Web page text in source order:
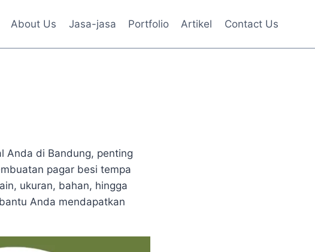
About Us Jasa-jasa Portfolio Artikel Contact Us
Anda di Bandung, penting
pagar besi tempa
ukuran, bahan, hingga
Anda mendapatkan